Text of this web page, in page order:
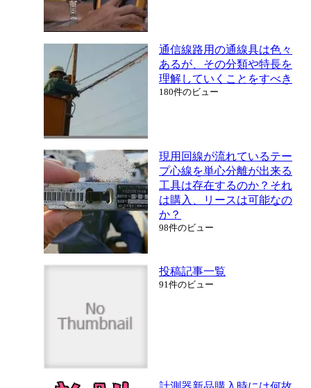
通信線路用の通線具は色々
あるが、その分類や特長を
理解していくことをすべき
180件のビュー
現用回線が流れているテー
プ心線を単心分離が出来る
工具は存在するのか？それ
は購入、リースは可能なの
か？
98件のビュー
投稿記事一覧
91件のビュー